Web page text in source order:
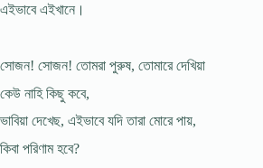
এইভাবে এইখানে।
সোজন! সোজন! তোমরা পুরুষ, তোমারে দেখিয়া
কেউ নাহি কিছু কবে,
ভাবিয়া দেখেছ, এইভাবে যদি তারা মোরে পায়,
কিবা পরিণাম হবে?